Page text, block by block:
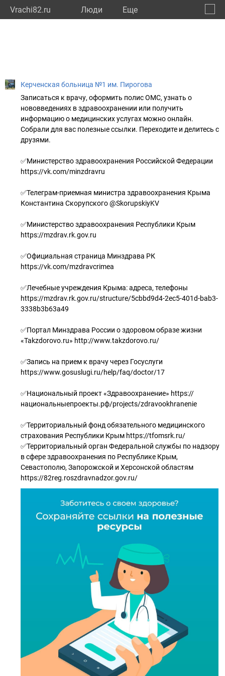
Vrachi82.ru Люди Eще
Керченская больница №1 им. Пирогова
Записаться к врачу, оформить полис ОМС, узнать о
нововведениях в здравоохранении или получить
информацию о медицинских услугах можно онлайн.
Собрали для вас полезные ссылки. Переходите и делитесь с
друзями.
✅Министерство здравоохранения Российской Федерации
https://vk.com/minzdravru
✅Телеграм-приемная министра здравоохранения Крыма
Константина Скорупского @SkorupskiyKV
✅Министерство здравоохранения Республики Крым
https://mzdrav.rk.gov.ru
✅Официальная страница Минздрава РК
https://vk.com/mzdravcrimea
✅Лечебные учреждения Крыма: адреса, телефоны
https://mzdrav.rk.gov.ru/structure/5cbbd9d4-2ec5-401d-bab3-
3338b3b63a49
✅Портал Минздрава России о здоровом образе жизни
«Takzdorovo.ru» http://www.takzdorovo.ru/
✅Запись на прием к врачу через Госуслуги
https://www.gosuslugi.ru/help/faq/doctor/17
✅Национальный проект «Здравоохранение» https://
национальныепроекты.рф/projects/zdravookhranenie
✅Территориальный фонд обязательного медицинского
страхования Республики Крым https://tfomsrk.ru/
✅Территориальный орган Федеральной службы по надзору
в сфере здравоохранения по Республике Крым,
Севастополю, Запорожской и Херсонской областям
https://82reg.roszdravnadzor.gov.ru/